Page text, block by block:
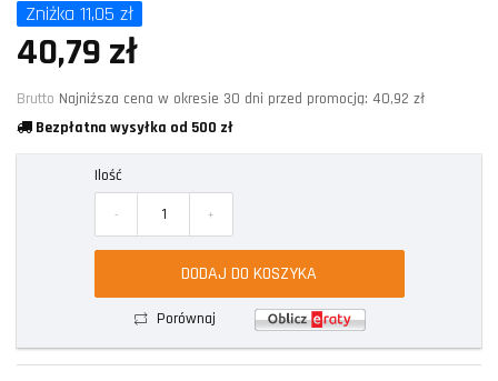
Zniżka 11,05 zł
40,79 zł
Brutto Najniższa cena w okresie 30 dni przed promocją: 40,92 zł
Bezpłatna wysyłka od 500 zł
Ilość
- +
DODAJ DO KOSZYKA
Porównaj